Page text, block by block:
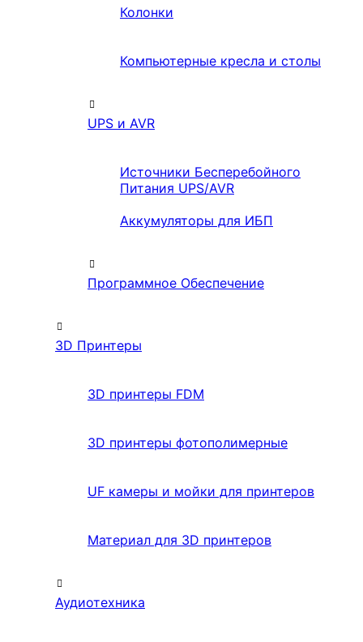
Колонки
Компьютерные кресла и столы
UPS и AVR
Источники Бесперебойного
Питания UPS/AVR
Аккумуляторы для ИБП
Программное Обеспечение
3D Принтеры
3D принтеры FDM
3D принтеры фотополимерные
UF камеры и мойки для принтеров
Материал для 3D принтеров
Аудиотехника